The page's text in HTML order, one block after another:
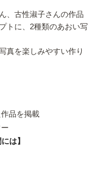
、古性淑子さんの作品
トに、2種類のあおい写
真を楽しみやすい作り
品を掲載
は】